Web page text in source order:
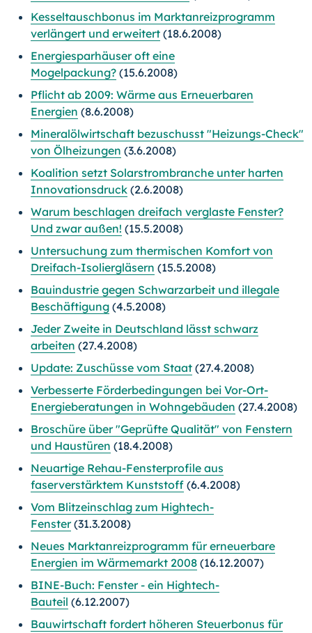
Kesseltauschbonus im Marktanreizprogramm
verlängert und erweitert (18.6.2008)
Energiesparhäuser oft eine
Mogelpackung? (15.6.2008)
Pflicht ab 2009: Wärme aus Erneuerbaren
Energien (8.6.2008)
Mineralölwirtschaft bezuschusst "Heizungs-Check"
von Ölheizungen (3.6.2008)
Koalition setzt Solarstrombranche unter harten
Innovationsdruck (2.6.2008)
Warum beschlagen dreifach verglaste Fenster?
Und zwar außen! (15.5.2008)
Untersuchung zum thermischen Komfort von
Dreifach-Isoliergläsern (15.5.2008)
Bauindustrie gegen Schwarzarbeit und illegale
Beschäftigung (4.5.2008)
Jeder Zweite in Deutschland lässt schwarz
arbeiten (27.4.2008)
Update: Zuschüsse vom Staat (27.4.2008)
Verbesserte Förderbedingungen bei Vor-Ort-
Energieberatungen in Wohngebäuden (27.4.2008)
Broschüre über "Geprüfte Qualität" von Fenstern
und Haustüren (18.4.2008)
Neuartige Rehau-Fensterprofile aus
faserverstärktem Kunststoff (6.4.2008)
Vom Blitzeinschlag zum Hightech-
Fenster(31.3.2008)
Neues Marktanreizprogramm für erneuerbare
Energien im Wärmemarkt 2008 (16.12.2007)
BINE-Buch: Fenster - ein Hightech-
Bauteil (6.12.2007)
Bauwirtschaft fordert höheren Steuerbonus für